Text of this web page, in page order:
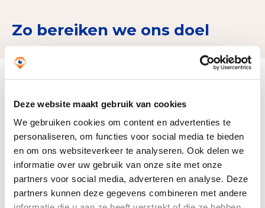
Deze website maakt gebruik van cookies
We gebruiken cookies om content en advertenties te
personaliseren, om functies voor social media te bieden
en om ons websiteverkeer te analyseren. Ook delen we
informatie over uw gebruik van onze site met onze
partners voor social media, adverteren en analyse. Deze
partners kunnen deze gegevens combineren met andere
Zo bereiken we ons doel
Doelbesteding (2025)
€ 4.278.202